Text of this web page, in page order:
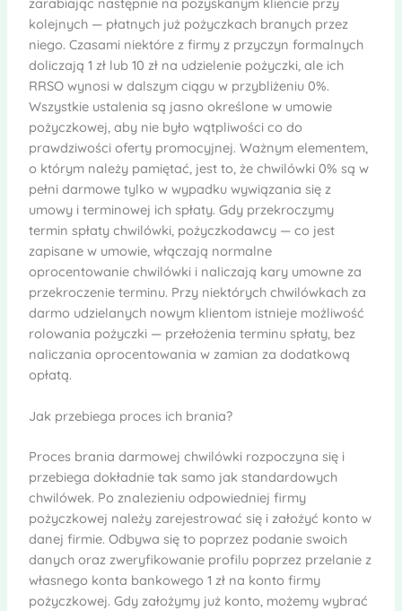
kolejnych — płatnych już pożyczkach branych przez
niego. Czasami niektóre z firmy z przyczyn formalnych
doliczają 1 zł lub 10 zł na udzielenie pożyczki, ale ich
RRSO wynosi w dalszym ciągu w przybliżeniu 0%.
Wszystkie ustalenia są jasno określone w umowie
pożyczkowej, aby nie było wątpliwości co do
prawdziwości oferty promocyjnej. Ważnym elementem,
o którym należy pamiętać, jest to, że chwilówki 0% są w
pełni darmowe tylko w wypadku wywiązania się z
umowy i terminowej ich spłaty. Gdy przekroczymy
termin spłaty chwilówki, pożyczkodawcy — co jest
zapisane w umowie, włączają normalne
oprocentowanie chwilówki i naliczają kary umowne za
przekroczenie terminu. Przy niektórych chwilówkach za
darmo udzielanych nowym klientom istnieje możliwość
rolowania pożyczki — przełożenia terminu spłaty, bez
naliczania oprocentowania w zamian za dodatkową
opłatą.
Jak przebiega proces ich brania?
Proces brania darmowej chwilówki rozpoczyna się i
przebiega dokładnie tak samo jak standardowych
chwilówek. Po znalezieniu odpowiedniej firmy
pożyczkowej należy zarejestrować się i założyć konto w
danej firmie. Odbywa się to poprzez podanie swoich
danych oraz zweryfikowanie profilu poprzez przelanie z
własnego konta bankowego 1 zł na konto firmy
pożyczkowej. Gdy założymy już konto, możemy wybrać